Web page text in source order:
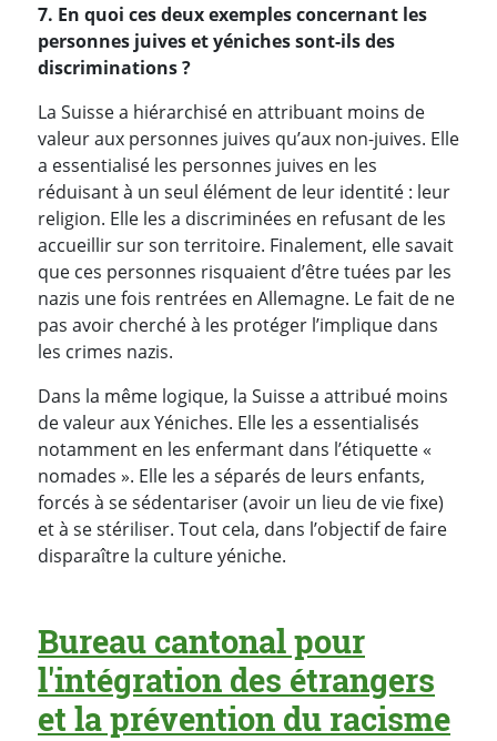
7. En quoi ces deux exemples concernant les
personnes juives et yéniches sont-ils des
discriminations ?
La Suisse a hiérarchisé en attribuant moins de
valeur aux personnes juives qu’aux non-juives. Elle
a essentialisé les personnes juives en les
réduisant à un seul élément de leur identité : leur
religion. Elle les a discriminées en refusant de les
accueillir sur son territoire. Finalement, elle savait
que ces personnes risquaient d’être tuées par les
nazis une fois rentrées en Allemagne. Le fait de ne
pas avoir cherché à les protéger l’implique dans
les crimes nazis.
Dans la même logique, la Suisse a attribué moins
de valeur aux Yéniches. Elle les a essentialisés
notamment en les enfermant dans l’étiquette «
nomades ». Elle les a séparés de leurs enfants,
forcés à se sédentariser (avoir un lieu de vie fixe)
et à se stériliser. Tout cela, dans l’objectif de faire
disparaître la culture yéniche.
Bureau cantonal pour
l'intégration des étrangers
et la prévention du racisme